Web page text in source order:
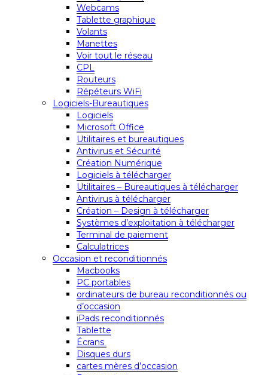
Webcams
Tablette graphique
Volants
Manettes
Voir tout le réseau
CPL
Routeurs
Répéteurs WiFi
Logiciels-Bureautiques
Logiciels
Microsoft Office
Utilitaires et bureautiques
Antivirus et Sécurité
Création Numérique
Logiciels à télécharger
Utilitaires – Bureautiques à télécharger
Antivirus à télécharger
Création – Design à télécharger
Systèmes d’exploitation à télécharger
Terminal de paiement
Calculatrices
Occasion et reconditionnés
Macbooks
PC portables
ordinateurs de bureau reconditionnés ou
d’occasion
iPads reconditionnés
Tablette
Écrans
Disques durs
cartes mères d’occasion